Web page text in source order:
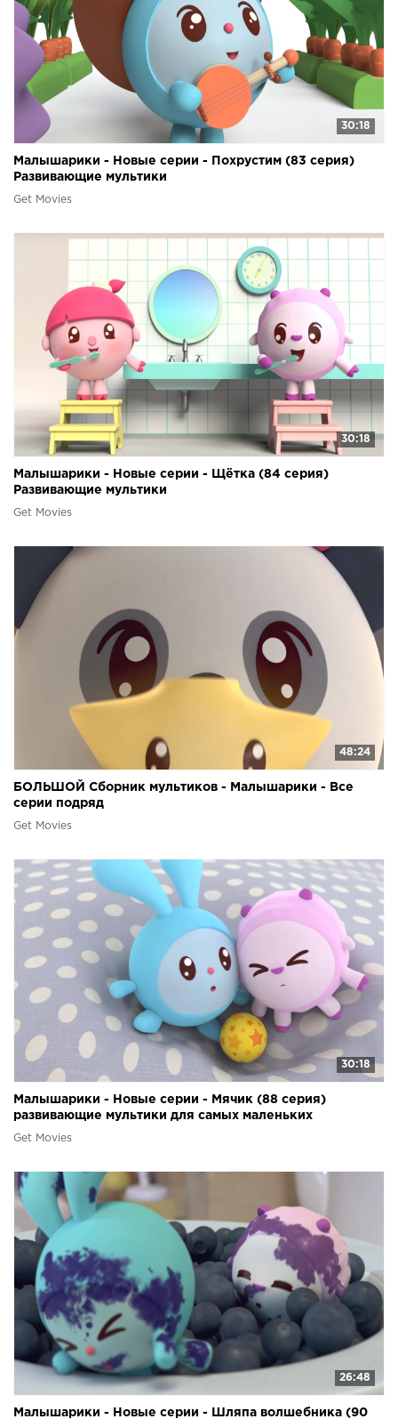
30:18
Малышарики - Новые серии - Похрустим (83 серия)
Развивающие мультики
Get Movies
30:18
Малышарики - Новые серии - Щётка (84 серия)
Развивающие мультики
Get Movies
48:24
БОЛЬШОЙ Сборник мультиков - Малышарики - Все
серии подряд
Get Movies
30:18
Малышарики - Новые серии - Мячик (88 серия)
развивающие мультики для самых маленьких
Get Movies
26:48
Малышарики - Новые серии - Шляпа волшебника (90